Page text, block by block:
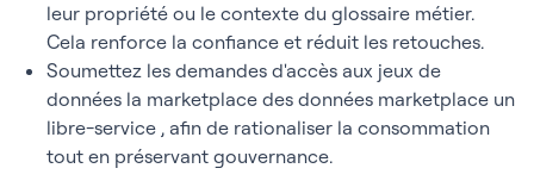
leur propriété ou le contexte du glossaire métier.
Cela renforce la confiance et réduit les retouches.
Soumettez les demandes d'accès aux jeux de
données la marketplace des données marketplace un
libre-service , afin de rationaliser la consommation
tout en préservant gouvernance.